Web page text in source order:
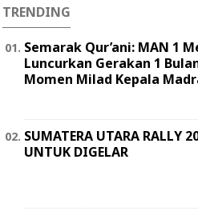
TRENDING
Semarak Qur’ani: MAN 1
Luncurkan Gerakan 1
Momen Milad Kepala
SUMATERA UTARA RALLY
UNTUK DIGELAR